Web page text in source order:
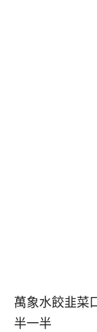
萬象水餃韭菜
半一半